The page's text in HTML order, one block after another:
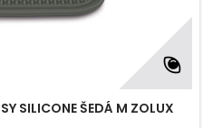
SILICONE ŠEDÁ M ZOLUX